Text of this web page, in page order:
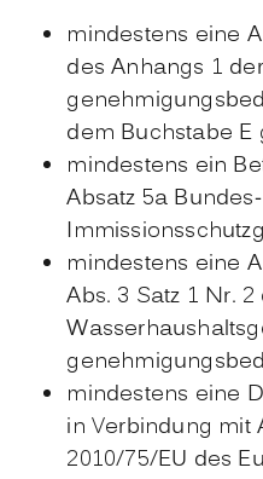
mindestens eine
des Anhangs 1
dem Buchstabe E
mindestens ein
Absatz 5a Bundes-
mindestens eine
Abs. 3 Satz 1 Nr.
mindestens eine
in Verbindung mit
2010/75/EU des